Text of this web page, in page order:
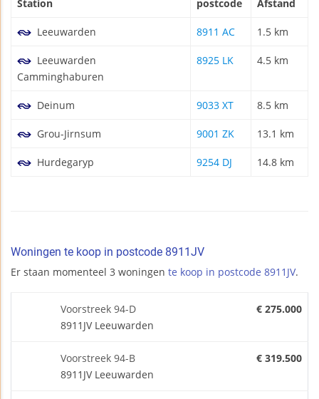
Station postcode Afstand
Leeuwarden 8911 AC 1.5 km
Leeuwarden
Camminghaburen
8925 LK 4.5 km
Deinum 9033 XT 8.5 km
Grou-Jirnsum 9001 ZK 13.1 km
Hurdegaryp 9254 DJ 14.8 km
Woningen te koop in postcode 8911JV
Er staan momenteel 3 woningen te koop in postcode 8911JV.
Voorstreek 94-D
8911JV Leeuwarden
€ 275.000
Voorstreek 94-B
8911JV Leeuwarden
€ 319.500